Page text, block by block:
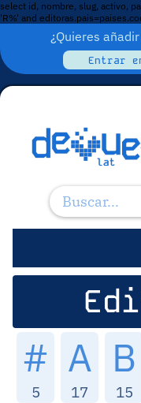
select id, nombre, slug, activo,
'R%' and
¿Quieres
Entrar en
#
5
A
17
B
15